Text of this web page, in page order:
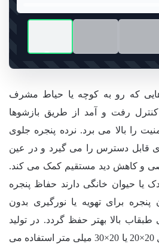
که رو به کوچه یا حیاط مشرف
رفت و آمد از طریق بازشوها
را بالا می برد. نرده پنجره جلوی
قابل دسترس را می گیرد و در عین
و کاهش دید مستقیم کمک می کند.
یا حیوان خانگی دارند حفاظ پنجره
برای تهویه یا نورگیری بدون
طبقاب بالا بهتر حفظ گردد. در تولید
مستقیم کارخانه از پروفیل 20×20 یا 20×30 میلی متر استفاده می